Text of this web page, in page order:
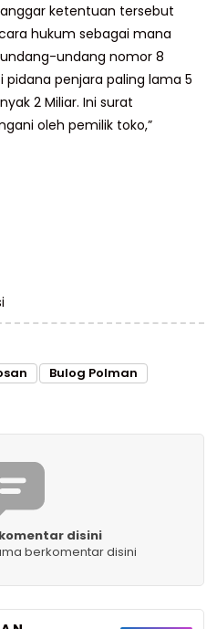
ketentuan tersebut
hukum sebagai mana
undang nomor 8
pidana penjara paling lama 5
2 Miliar. Ini surat
oleh pemilik toko,”
Bulog Polman
disini
berkomentar disini